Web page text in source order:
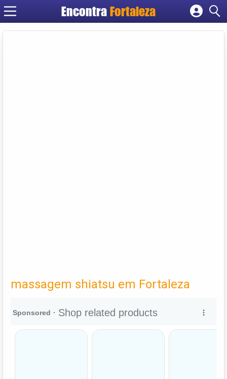
EncontraFortaleza
Cadastrar empresa
massagem shiatsu em Fortaleza